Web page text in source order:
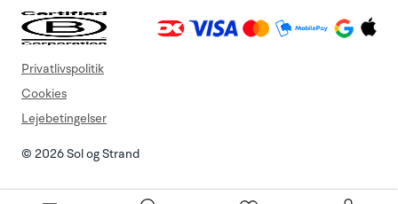
© 2026 Sol og Strand
Privatlivspolitik
Cookies
Lejebetingelser